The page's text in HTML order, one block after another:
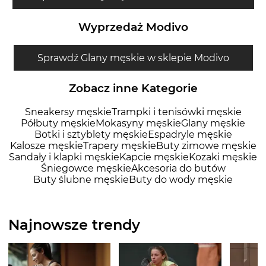
Wyprzedaż Modivo
Sprawdź Glany męskie w sklepie Modivo
Zobacz inne Kategorie
Sneakersy męskieTrampki i tenisówki męskie
Półbuty męskie Mokasyny męskieGlany męskie
Botki i sztyblety męskie Espadryle męskie
Kalosze męskieTrapery męskie Buty zimowe męskie
Sandały i klapki męskie Kapcie męskie Kozaki męskie
Śniegowce męskieAkcesoria do butów
Buty ślubne męskie Buty do wody męskie
Najnowsze trendy